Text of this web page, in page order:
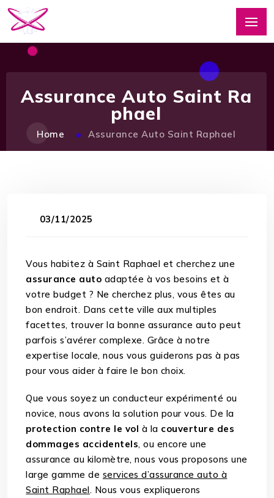
Assurance Auto Saint Ra
phael
Home Assurance Auto Saint Raphael
03/11/2025
Vous habitez à Saint Raphael et cherchez une
assurance auto adaptée à vos besoins et à
votre budget ? Ne cherchez plus, vous êtes au
bon endroit. Dans cette ville aux multiples
facettes, trouver la bonne assurance auto peut
parfois s’avérer complexe. Grâce à notre
expertise locale, nous vous guiderons pas à pas
pour vous aider à faire le bon choix.
Que vous soyez un conducteur expérimenté ou
novice, nous avons la solution pour vous. De la
protection contre le vol à la couverture des
dommages accidentels, ou encore une
assurance au kilomètre, nous vous proposons une
large gamme de services d’assurance auto à
Saint Raphael. Nous vous expliquerons